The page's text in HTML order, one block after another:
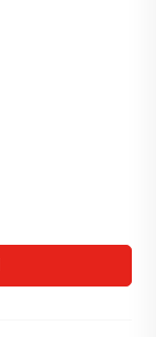
Vida
condições